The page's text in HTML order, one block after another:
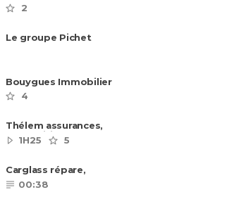
2
Le groupe Pichet
Bouygues Immobilier
recrute autour de 8
pôles métiers
4
Thélem assurances,
une politique RH
ambitieuse
1H25 5
Carglass répare,
Carglass remplace et
Carglass embauche
00:38